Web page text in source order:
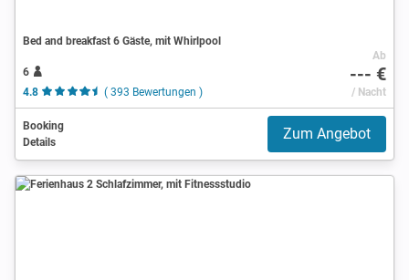
Bed and breakfast 6 Gäste, mit Whirlpool
6
4.8
( 393 Bewertungen )
Ab
--- €
/ Nacht
Booking
Details
Zum Angebot